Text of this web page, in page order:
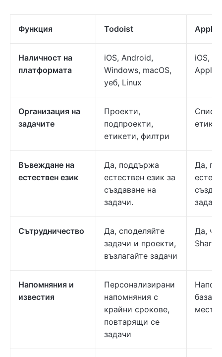
Функция Todoist Apple
Наличност на
платформата
iOS, Android,
Windows, macOS,
уеб, Linux
iOS,
Apple
Организация на
задачите
Проекти,
подпроекти,
етикети, филтри
Въвеждане на
естествен език
Да, поддържа
естествен език за
създаване на
задачи.
Да,
Сътрудничество
Да, споделяйте
задачи и проекти,
възлагайте задачи
Да,
Напомняния и
известия
Персонализирани
напомняния с
крайни срокове,
повтарящи се
задачи